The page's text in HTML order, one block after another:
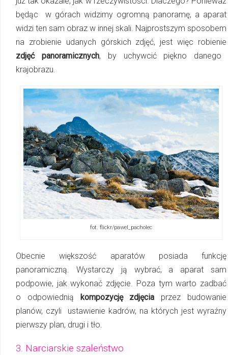
będąc w górach widzimy ogromną panoramę, a apa­rat
widzi ten sam obraz w innej skali. Najprostszym sposobem
na zrobienie udanych górskich zdjęć, jest więc robienie
zdjęć panoramicznych, by uchywcić piękno danego
krajobrazu.
fot. flickr/pawel_pacholec
Obecnie większość aparatów posiada funkcję
panoramiczną. Wystarczy ją wybrać, a apa­rat sam
podpowie, jak wykonać zdjęcie. Poza tym warto zadbać
o od­po­wied­nią kompozycję zdjęcia przez budowanie
planów, czyli ustawienie kadrów, na których jest wyraźny
pierwszy plan, drugi i tło.
3. Narciarskie szaleństwo